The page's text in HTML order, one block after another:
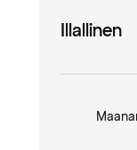
Illallinen